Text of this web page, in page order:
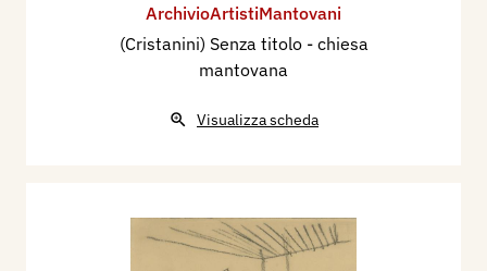
ArchivioArtistiMantovani
(Cristanini) Senza titolo - chiesa
mantovana
Visualizza scheda